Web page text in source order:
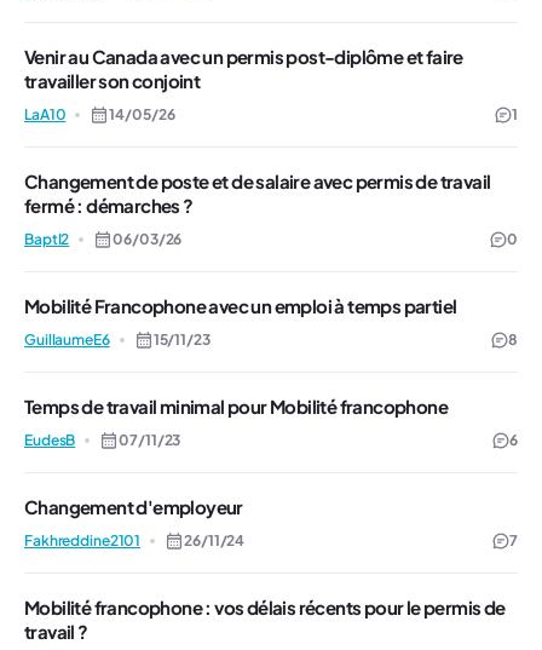
Venir au Canada avec un permis post-diplôme et faire
travailler son conjoint
LaA10 14/05/26 1
Changement de poste et de salaire avec permis de travail
fermé : démarches ?
BaptI2 06/03/26 0
Mobilité Francophone avec un emploi à temps partiel
GuillaumeE6 15/11/23 8
Temps de travail minimal pour Mobilité francophone
EudesB 07/11/23 6
Changement d'employeur
Fakhreddine2101 26/11/24 7
Mobilité francophone : vos délais récents pour le permis de
travail ?